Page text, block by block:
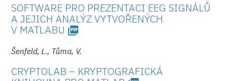
SOFTWARE PRO PREZENTACI EEG SIGNÁLŮ
A JEJICH ANALÝZ VYTVOŘENÝCH
V MATLABU picture_as_pdf
Šenfeld, L., Tůma, V.
CRYPTOLAB – KRYPTOGRAFICKÁ